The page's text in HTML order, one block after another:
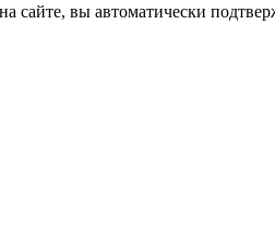
вы автоматически